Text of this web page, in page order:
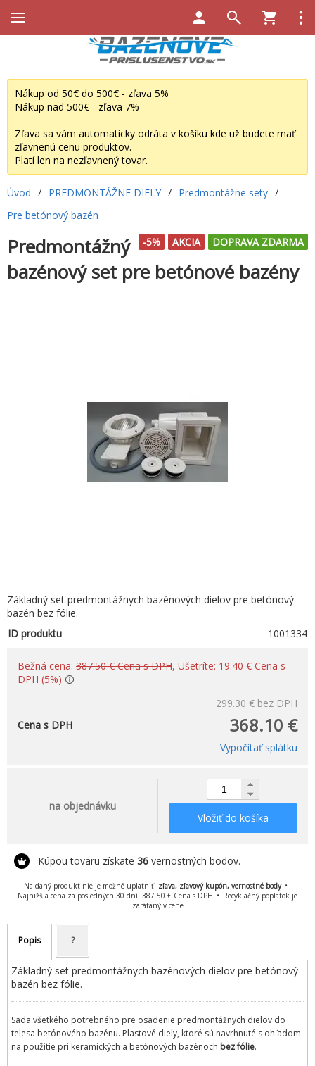
Nákup od 50€ do 500€ - zľava 5%
Nákup nad 500€ - zľava 7%
Zľava sa vám automaticky odráta v košíku kde už budete mať
zľavnenú cenu produktov.
Platí len na nezľavnený tovar.
Úvod / PREDMONTÁŽNE DIELY / Predmontážne sety /
Pre betónový bazén
DOPRAVA ZDARMA
AKCIA
-5%
Predmontážný
bazénový set pre betónové bazény
Základný set predmontážnych bazénových dielov pre betónový
bazén bez fólie.
ID produktu
1001334
Bežná cena: 387.50 € Cena s DPH, Ušetríte: 19.40 € Cena s
DPH (5%)
299.30 € bez DPH
368.10 €
Cena s DPH
Vypočítať splátku
na objednávku
Vložiť do košíka
Kúpou tovaru získate 36 vernostných bodov.
Na daný produkt nie je možné uplatniť: zľava, zľavový kupón, vernostné body
Najnižšia cena za posledných 30 dní: 387.50 € Cena s DPH
Recyklačný poplatok je
zarátaný v cene
Popis ?
Základný set predmontážnych bazénových dielov pre betónový
bazén bez fólie.
Sada všetkého potrebného pre osadenie predmontážnych dielov do
telesa betónového bazénu. Plastové diely, ktoré sú navrhnuté s ohľadom
na použitie pri keramických a betónových bazénoch bez fólie.